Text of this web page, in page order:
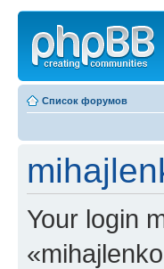
Список форумов
Your login